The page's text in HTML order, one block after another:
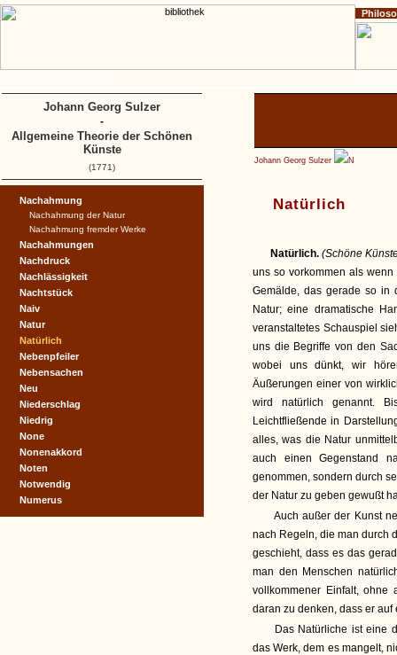
Johann Georg Sulzer N
Natürlich
Natürlich. (Schöne
uns so vorkommen als
Gemälde, das gerade so in
Natur; eine dramatische
veranstaltetes Schauspiel
uns die Begriffe von den
wobei uns dünkt, wir
Äußerungen einer von
wird natürlich genannt.
Leichtfließende in
alles, was die Natur
auch einen Gegenstand
genommen, sondern durch
der Natur zu geben gewußt
Auch außer der Kunst
nach Regeln, die man durch
geschieht, dass es das
man den Menschen
vollkommener Einfalt, ohne
daran zu denken, dass er
Das Natürliche ist eine
das Werk, dem es mangelt,
Nachahmung
Nachahmung der Natur
Nachahmung fremder Werke
Nachahmungen
Nachdruck
Nachlässigkeit
Nachtstück
Naiv
Natur
Natürlich
Nebenpfeiler
Nebensachen
Neu
Niederschlag
Niedrig
None
Nonenakkord
Noten
Notwendig
Numerus
Johann Georg Sulzer
-
Allgemeine Theorie der Schönen
Künste
(1771)